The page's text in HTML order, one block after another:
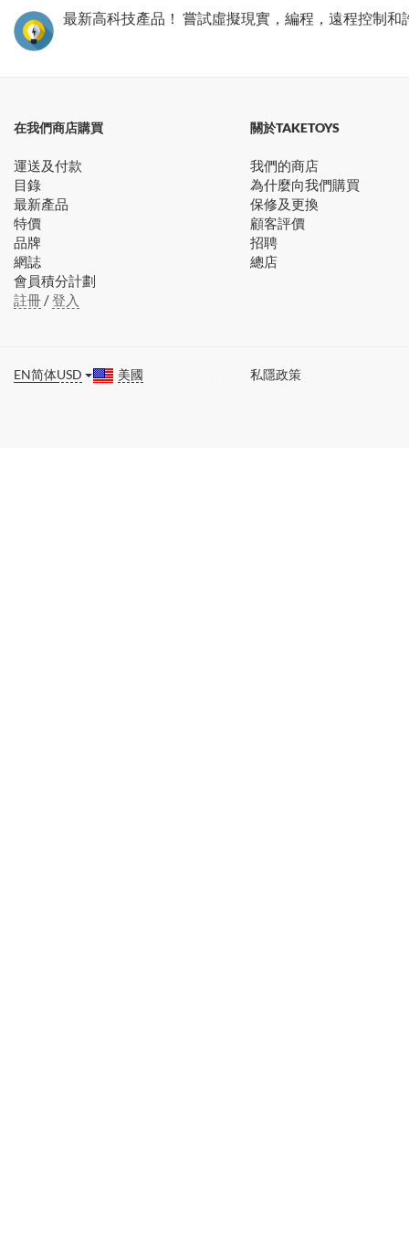
最新高科技產品！ 嘗試虛擬現實，編程，遠程控制
在我們商店購買
運送及付款
目錄
最新產品
特價
品牌
網誌
會員積分計劃
註冊/登入
關於TAKETOYS
我們的商店
為什麼向我們購買
保修及更換
顧客評價
招聘
總店
EN简体USD 美國 私隱政策